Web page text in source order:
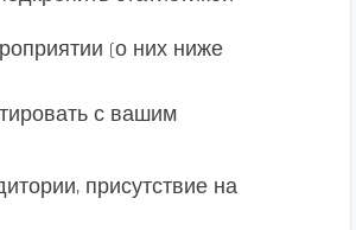
(о них ниже
с вашим
присутствие на